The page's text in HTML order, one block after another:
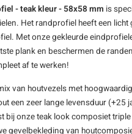
- teak kleur - 58x58 mm is
Het randprofiel heeft een
Met onze gekleurde
plank en beschermen de
af te werken!
van houtvezels met
een zeer lange levensduur
bij onze teak look composiet
gevelbekleding van